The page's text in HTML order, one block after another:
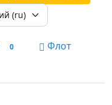
0
Флот